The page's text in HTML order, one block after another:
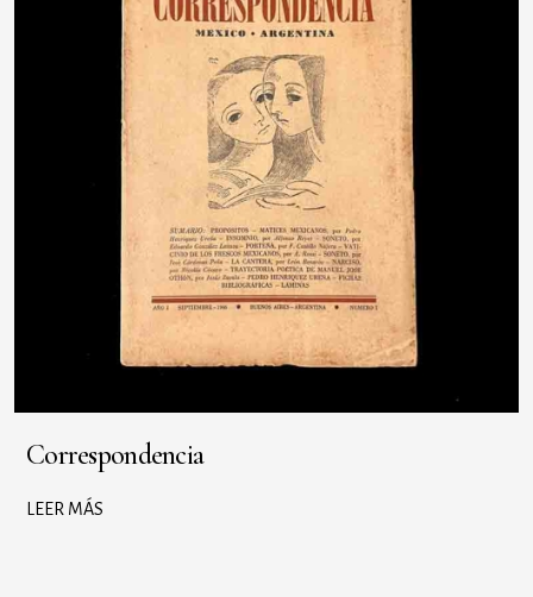
Correspondencia
LEER MÁS